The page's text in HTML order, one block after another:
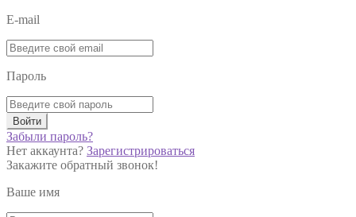
E-mail
Пароль
Войти
Забыли пароль?
Нет аккаунта? Зарегистрироваться
Закажите обратный звонок!
Ваше имя